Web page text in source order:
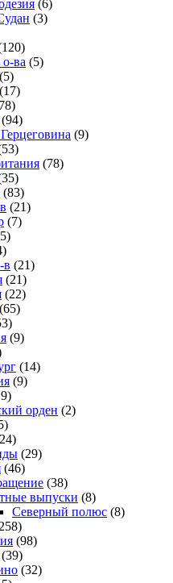
(6)
(3)
ва (5)
(5)
(17)
(94)
(9)
(78)
(83)
(21)
(7)
в (21)
(21)
(22)
(65)
(9)
(14)
(9)
орден (2)
(29)
(46)
(38)
выпуски (8)
Северный полюс (8)
(98)
(39)
(32)